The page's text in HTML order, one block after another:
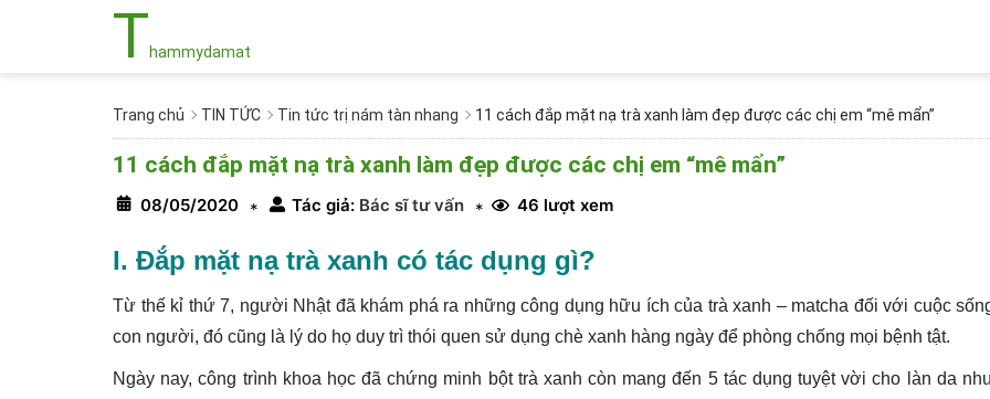
Thammydamat
Trang chủ TIN TỨC Tin tức trị nám tàn nhang 11 cách đắp mặt nạ trà xanh làm đẹp được các chị em “mê mẩn”
11 cách đắp mặt nạ trà xanh làm đẹp được các chị em “mê mẩn”
08/05/2020 * Tác giả: Bác sĩ tư vấn * 46 lượt xem
I. Đắp mặt nạ trà xanh có tác dụng gì?
Từ thế kỉ thứ 7, người Nhật đã khám phá ra những công dụng hữu ích của trà xanh – matcha đối với cuộc
con người, đó cũng là lý do họ duy trì thói quen sử dụng chè xanh hàng ngày để phòng chống mọi bệnh tật.
Ngày nay, công trình khoa học đã chứng minh bột trà xanh còn mang đến 5 tác dụng tuyệt vời cho làn da